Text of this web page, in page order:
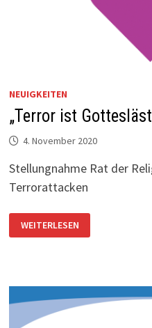
NEUIGKEITEN
„Terror ist
4. November 2020
Stellungnahme Rat der
Terrorattacken
IST
GOTTESLÄSTERUNG“
WEITERLESEN